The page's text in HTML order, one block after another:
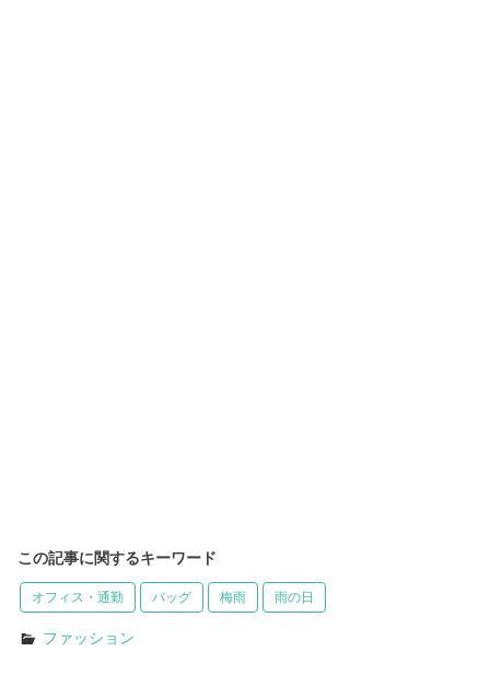
この記事に関するキーワード
オフィス・通勤 バッグ 梅雨 雨の日
ファッション